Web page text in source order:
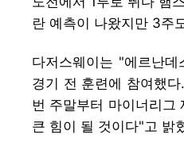
란 예측이 나왔지만 3주
다저스웨이는 "에르난
경기 전 훈련에 참여했
번 주말부터 마이너리그
큰 힘이 될 것이다"고 밝